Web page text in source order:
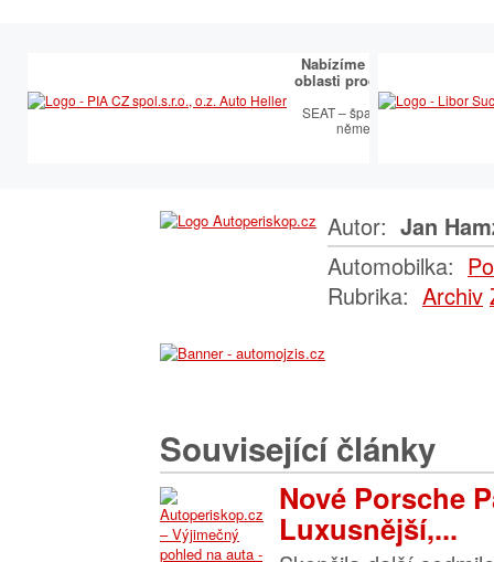
Nabízíme komplexní
oblasti prodejní a servisní
SEAT.
SEAT – španělský
německou technologií
Autor: Jan
Automobilka:
Rubrika: Archiv
Související články
Nové Porsche
Luxusnější,...